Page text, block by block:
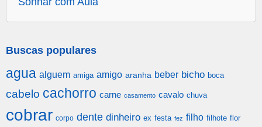
Buscas populares
agua alguem amiga amigo aranha beber bicho boca
cabelo cachorro carne casamento cavalo chuva
cobrar corpo dente dinheiro ex festa fez filho filhote flor